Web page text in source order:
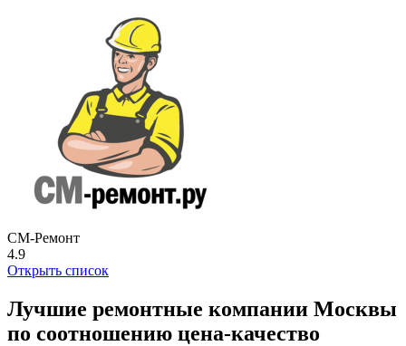
СМ-Ремонт
4.9
Открыть список
Лучшие ремонтные компании Москвы
по соотношению цена-качество